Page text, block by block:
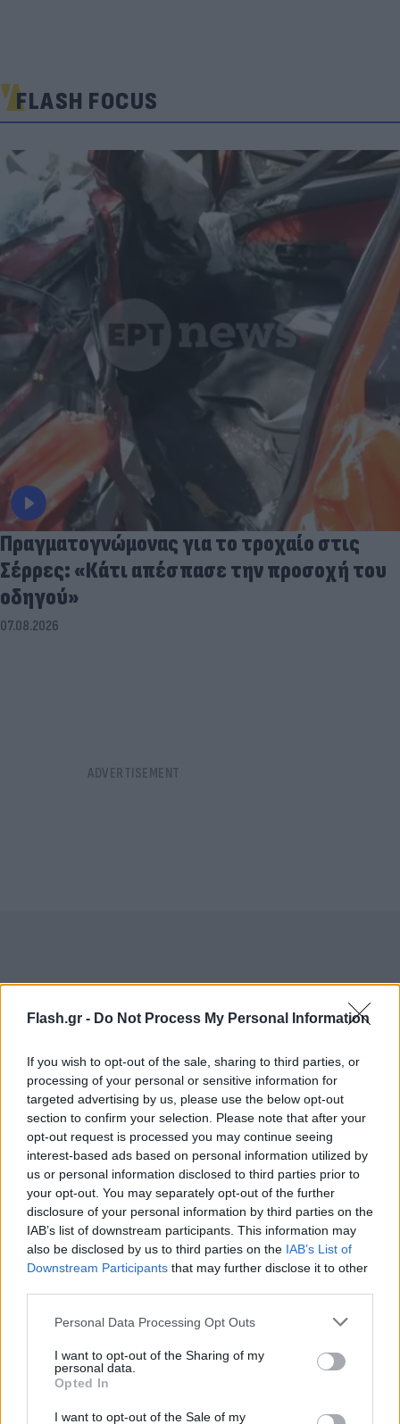
Flash.gr - Do Not Process My Personal Information
If you wish to opt-out of the sale, sharing to third parties, or
processing of your personal or sensitive information for
targeted advertising by us, please use the below opt-out
section to confirm your selection. Please note that after your
opt-out request is processed you may continue seeing
interest-based ads based on personal information utilized by
us or personal information disclosed to third parties prior to
your opt-out. You may separately opt-out of the further
disclosure of your personal information by third parties on the
IAB’s list of downstream participants. This information may
also be disclosed by us to third parties on the IAB’s List of
Downstream Participants that may further disclose it to other
Please note that this website/app uses one or more Google
not limited to your visit or usage behaviour. You may click to
grant or deny consent to Google and its third-party tags to
use your data for below specified purposes in below Google
consent section.
Personal Data Processing Opt Outs
I want to opt-out of the Sharing of my
personal data.
Opted In
I want to opt-out of the Sale of my
FLASH FOCUS
Πραγματογνώμονας για το τροχαίο στις
Σέρρες: «Κάτι απέσπασε την προσοχή του
οδηγού»
07.08.2026
Τρομακτική ανάλυση για τη φωτιά στην
Αττικοβοιωτία: Απελευθέρωσε ενέργεια 6
ατομικών βομβών Χιροσίμα
07.08.2026